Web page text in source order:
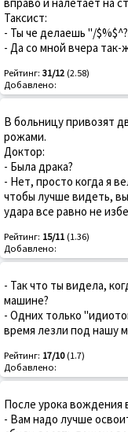
вправо и налетает на
Таксист:
- Ты че делаешь "/
- Да со мной вчера
Рейтинг: 31/12 (2.58)
Добавлено:
В больницу привозят
рожами.
Доктор:
- Была драка?
- Нет, просто когда я
чтобы лучше видеть,
удара все равно не
Рейтинг: 15/11 (1.36)
Добавлено:
- Так что ты видела,
машине?
- Одних только
время лезли под нашу
Рейтинг: 17/10(1.7)
Добавлено:
После урока вождения
- Вам надо лучше